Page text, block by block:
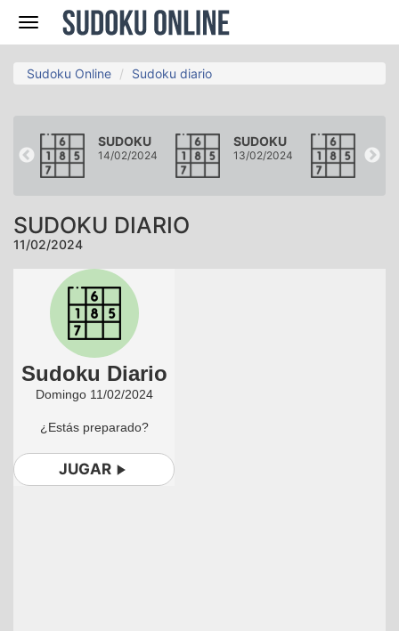
Navegación
Sudoku Online Sudoku diario
SUDOKU
14/02/2024
SUDOKU
13/02/2024 12/
SUDOKU DIARIO
11/02/2024
Sudoku Diario
Domingo 11/02/2024
¿Estás preparado?
JUGAR